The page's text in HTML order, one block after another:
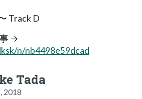
Track D
→
n/nb4498e59dcad
Tada
2018